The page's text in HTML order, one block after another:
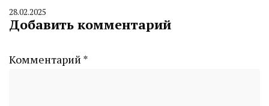
By
CHELINDUSTRY
28.02.2025
Добавить комментарий
Комментарий *